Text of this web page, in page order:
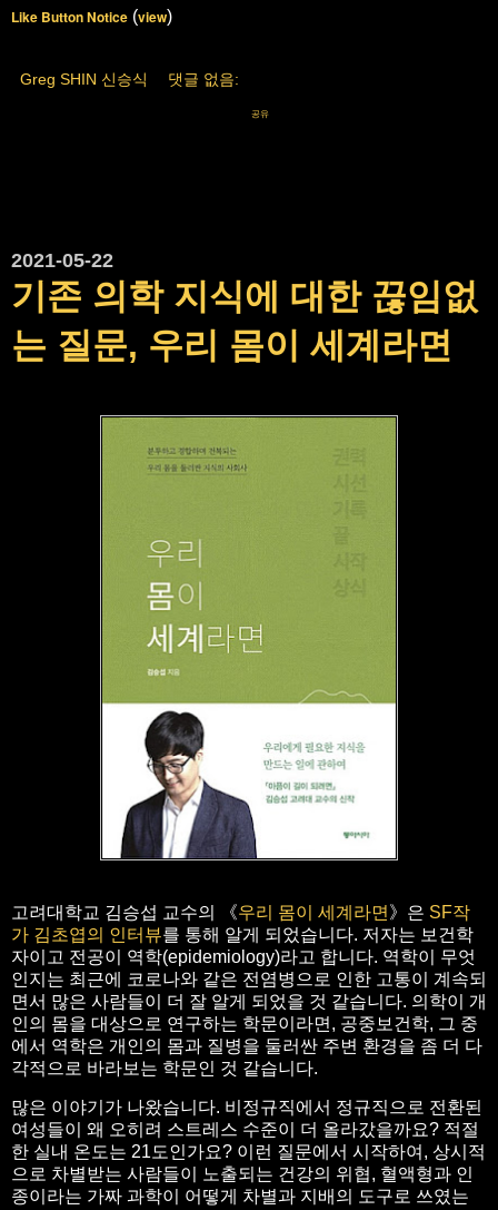
Like Button Notice (view)
Greg SHIN 신승식 댓글 없음:
공유
2021-05-22
기존 의학 지식에 대한 끊임없
는 질문, 우리 몸이 세계라면
고려대학교 김승섭 교수의 《우리 몸이 세계라면 》은 SF작
가 김초엽의 인터뷰를 통해 알게 되었습니다. 저자는 보건학
자이고 전공이 역학(epidemiology)라고 합니다. 역학이 무엇
인지는 최근에 코로나와 같은 전염병으로 인한 고통이 계속되
면서 많은 사람들이 더 잘 알게 되었을 것 같습니다. 의학이 개
인의 몸을 대상으로 연구하는 학문이라면, 공중보건학, 그 중
에서 역학은 개인의 몸과 질병을 둘러싼 주변 환경을 좀 더 다
각적으로 바라보는 학문인 것 같습니다.
많은 이야기가 나왔습니다. 비정규직에서 정규직으로 전환된
여성들이 왜 오히려 스트레스 수준이 더 올라갔을까요? 적절
한 실내 온도는 21도인가요? 이런 질문에서 시작하여, 상시적
으로 차별받는 사람들이 노출되는 건강의 위협, 혈액형과 인
종이라는 가짜 과학이 어떻게 차별과 지배의 도구로 쓰였는